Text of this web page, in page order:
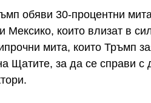
обяви 30-процентни
които влизат в
мита, които Тръмп
Щатите, за да се справи с